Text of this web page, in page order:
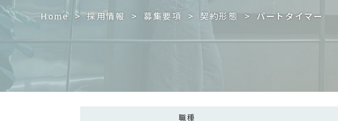
Home 採用情報 募集要項 契約形態 パートタイマー
職種